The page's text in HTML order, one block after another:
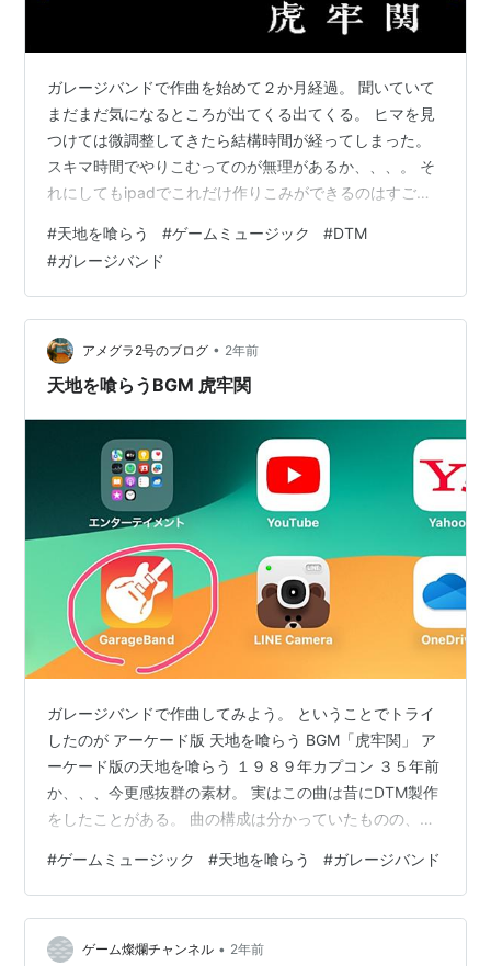
ガレージバンドで作曲を始めて２か月経過。 聞いていて
まだまだ気になるところが出てくる出てくる。 ヒマを見
つけては微調整してきたら結構時間が経ってしまった。
スキマ時間でやりこむってのが無理があるか、、、。 そ
れにしてもipadでこれだけ作りこみができるのはすごい
て素晴らしい。 ↓↓今回作成した曲（調整）はこちら
↓↓ youtu.be 作っていると昔やったことをいろいろ思い
出した。 というか、基本的なことをすっかり忘れてい
た、、、なんとお恥ずかしい。 ◾️ベースの一番下の音はE
ピアノロールでベースを打ち込んだ後にありがちなのが
「E」より下になっ…
#天地を喰らう #ゲームミュージック #DTM
#ガレージバンド
アメグラ2号のブログ • 2年前
天地を喰らうBGM 虎牢関
ガレージバンドで作曲してみよう。 ということでトライ
したのが アーケード版 天地を喰らう BGM「虎牢関」 ア
ーケード版の天地を喰らう １９８９年カプコン ３５年前
か、、、今更感抜群の素材。 実はこの曲は昔にDTM製作
をしたことがある。 曲の構成は分かっていたものの、音
MIDIデータくらい残しておけばよかったかな、、、と思
いつつも、モノを捨てる時ってそんなこと考えないから
な。 作曲したのはこちら↓ youtu.be 今回はYoutubeに上
がっていたものを参考に採譜して製作。 せっかくなので
#ゲームミュージック #天地を喰らう #ガレージバンド
ゲーム燦爛チャンネル • 2年前